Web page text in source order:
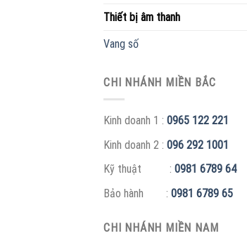
Thiết bị âm thanh
Vang số
CHI NHÁNH MIỀN BẮC
Kinh doanh 1 : 0965 122 221
Kinh doanh 2 : 096 292 1001
Kỹ thuật : 0981 6789 64
Bảo hành : 0981 6789 65
CHI NHÁNH MIỀN NAM